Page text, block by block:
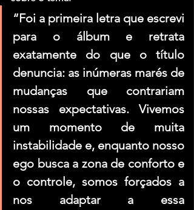
“Foi a primeira letra que escrevi
para o álbum e retrata
exatamente do que o título
denuncia: as inúmeras marés de
mudanças que contrariam
nossas expectativas. Vivemos
um momento de muita
instabilidade e, enquanto nosso
ego busca a zona de conforto e
o controle, somos forçados a
nos adaptar a essa